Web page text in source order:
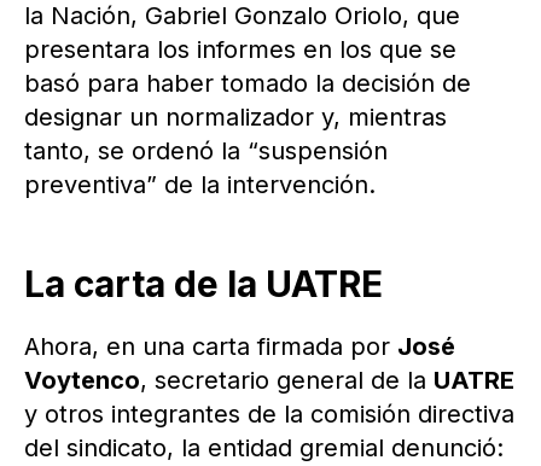
la Nación, Gabriel Gonzalo Oriolo, que
presentara los informes en los que se
basó para haber tomado la decisión de
designar un normalizador y, mientras
tanto, se ordenó la “suspensión
preventiva” de la intervención.
La carta de la UATRE
Ahora, en una carta firmada por José
Voytenco, secretario general de la UATRE
y otros integrantes de la comisión directiva
del sindicato, la entidad gremial denunció: